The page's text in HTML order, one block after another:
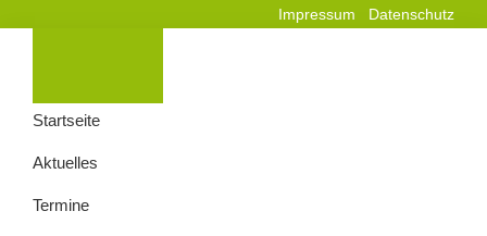
Impressum Datenschutz
Startseite
Aktuelles
Termine